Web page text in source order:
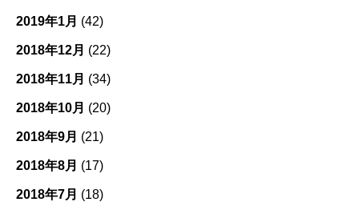
2019年1月 (42)
2018年12月 (22)
2018年11月 (34)
2018年10月 (20)
2018年9月 (21)
2018年8月 (17)
2018年7月 (18)